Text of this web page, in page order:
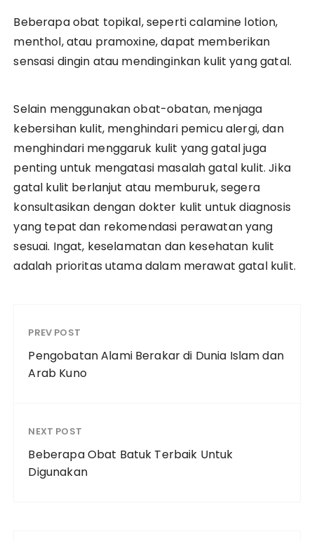
Beberapa obat topikal, seperti calamine lotion,
menthol, atau pramoxine, dapat memberikan
sensasi dingin atau mendinginkan kulit yang gatal.
Selain menggunakan obat-obatan, menjaga
kebersihan kulit, menghindari pemicu alergi, dan
menghindari menggaruk kulit yang gatal juga
penting untuk mengatasi masalah gatal kulit. Jika
gatal kulit berlanjut atau memburuk, segera
konsultasikan dengan dokter kulit untuk diagnosis
yang tepat dan rekomendasi perawatan yang
sesuai. Ingat, keselamatan dan kesehatan kulit
adalah prioritas utama dalam merawat gatal kulit.
PREV POST
Pengobatan Alami Berakar di Dunia Islam dan
Arab Kuno
NEXT POST
Beberapa Obat Batuk Terbaik Untuk
Digunakan